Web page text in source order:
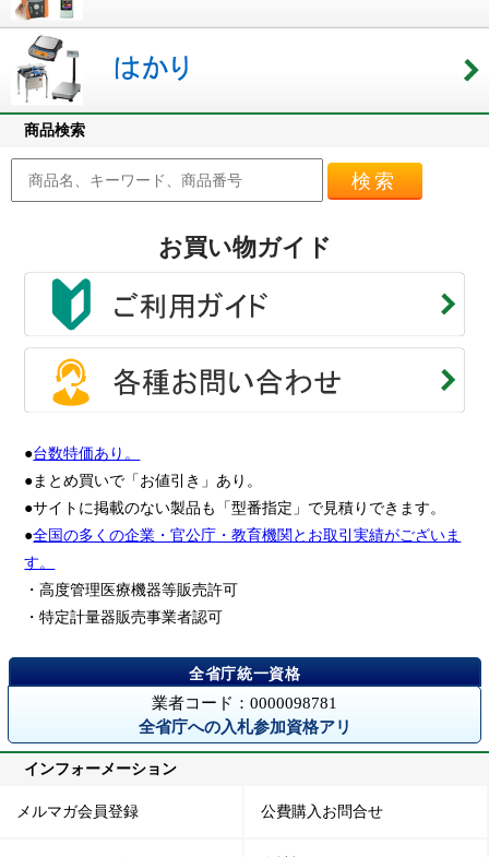
商品検索
検索
お買い物ガイド
●台数特価あり。
●まとめ買いで「お値引き」あり。
●サイトに掲載のない製品も「型番指定」で見積りできます。
●全国の多くの企業・官公庁・教育機関とお取引実績がございま
す。
・高度管理医療機器等販売許可
・特定計量器販売事業者認可
業者コード：0000098781
全省庁への入札参加資格アリ
インフォーメーション
メルマガ会員登録 公費購入お問合せ